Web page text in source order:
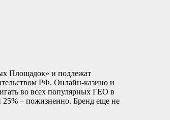
Площадок» и подлежат
РФ. Онлайн-казино и
во всех популярных ГЕО в
25% – пожизненно. Бренд еще не